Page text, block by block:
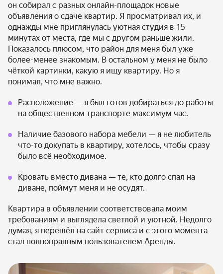
он собирал с разных онлайн-площадок новые
объявления о сдаче квартир. Я просматривал их, и
однажды мне приглянулась уютная студия в 15
минутах от места, где мы с другом раньше жили.
Показалось плюсом, что район для меня был уже
более-менее знакомым. В остальном у меня не было
чёткой картинки, какую я ищу квартиру. Но я
понимал, что мне важно.
Расположение — я был готов добираться до работы
на общественном транспорте максимум час.
Наличие базового набора мебели — я не любитель
что-то докупать в квартиру, хотелось, чтобы сразу
было всё необходимое.
Кровать вместо дивана — те, кто долго спал на
диване, поймут меня и не осудят.
Квартира в объявлении соответствовала моим
требованиям и выглядела светлой и уютной. Недолго
думая, я перешёл на сайт сервиса и с этого момента
стал полноправным пользователем Аренды.